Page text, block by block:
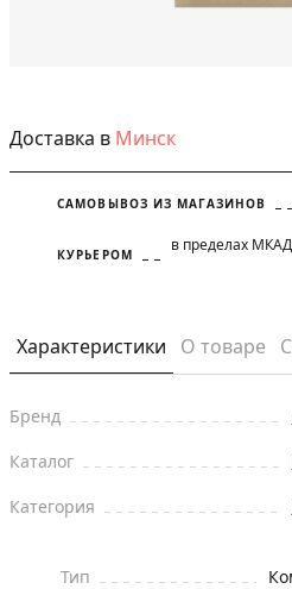
Доставка в Минск
САМОВЫВОЗ ИЗ МАГАЗИНОВ
КУРЬЕРОМ в пределах
Характеристики О товаре
Бренд
Каталог
Категория
Тип